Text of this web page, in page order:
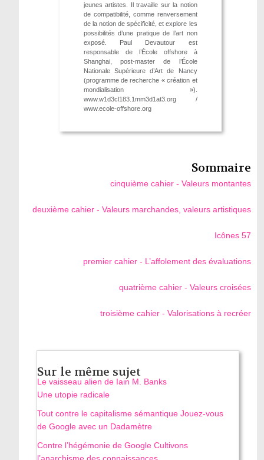
jeunes artistes. Il travaille sur la notion
de compatibilité, comme renversement
de la notion de spécificité, et explore les
possibilités d’une pratique de l’art non
exposé. Paul Devautour est
responsable de l’École offshore à
Shanghai, post-master de l’École
Nationale Supérieure d’Art de Nancy
(programme de recherche « création et
mondialisation »).
www.w1d3cl183.1mm3d1at3.org /
www.ecole-offshore.org
Sommaire
cinquième cahier - Valeurs montantes
deuxième cahier - Valeurs marchandes, valeurs artistiques
Icônes 57
premier cahier - L’affolement des évaluations
quatrième cahier - Valeurs croisées
troisième cahier - Valorisations à recréer
Sur le même sujet
Le vaisseau alien de Iain M. Banks
Une utopie radicale
Tout contre le capitalisme sémantique Jouez-vous
de Google avec un Dadamètre
Contre l’hégémonie de Google Cultivons
l’anarchisme des connaissances